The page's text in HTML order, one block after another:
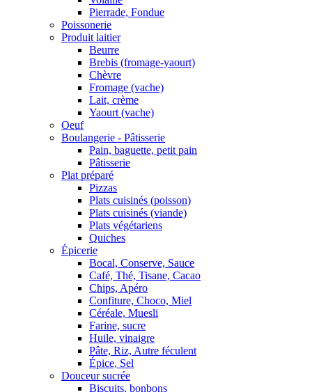
Pierrade, Fondue
Poissonerie
Produit laitier
Beurre
Brebis (fromage-yaourt)
Chèvre
Fromage (vache)
Lait, crème
Yaourt (vache)
Oeuf
Boulangerie - Pâtisserie
Pain, baguette, petit pain
Pâtisserie
Plat préparé
Pizzas
Plats cuisinés (poisson)
Plats cuisinés (viande)
Plats végétariens
Quiches
Épicerie
Bocal, Conserve, Sauce
Café, Thé, Tisane, Cacao
Chips, Apéro
Confiture, Choco, Miel
Céréale, Muesli
Farine, sucre
Huile, vinaigre
Pâte, Riz, Autre féculent
Épice, Sel
Douceur sucrée
Biscuits, bonbons